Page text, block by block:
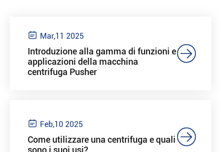
 Mar,11 2025
Introduzione alla gamma di funzioni e
applicazioni della macchina
centrifuga Pusher

 Feb,10 2025
Come utilizzare una centrifuga e quali
sono i suoi usi?
